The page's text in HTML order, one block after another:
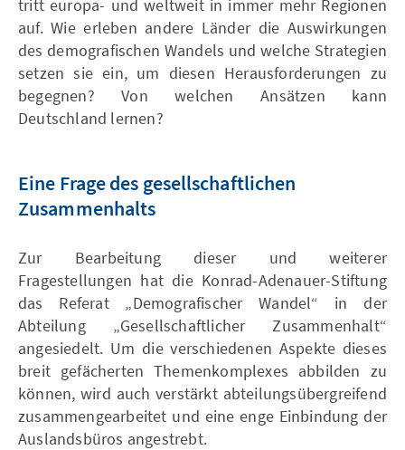
tritt europa- und weltweit in immer mehr Regionen
auf. Wie erleben andere Länder die Auswirkungen
des demografischen Wandels und welche Strategien
setzen sie ein, um diesen Herausforderungen zu
begegnen? Von welchen Ansätzen kann
Deutschland lernen?
Eine Frage des gesellschaftlichen
Zusammenhalts
Zur Bearbeitung dieser und weiterer
Fragestellungen hat die Konrad-Adenauer-Stiftung
das Referat „Demografischer Wandel“ in der
Abteilung „Gesellschaftlicher Zusammenhalt“
angesiedelt. Um die verschiedenen Aspekte dieses
breit gefächerten Themenkomplexes abbilden zu
können, wird auch verstärkt abteilungsübergreifend
zusammengearbeitet und eine enge Einbindung der
Auslandsbüros angestrebt.